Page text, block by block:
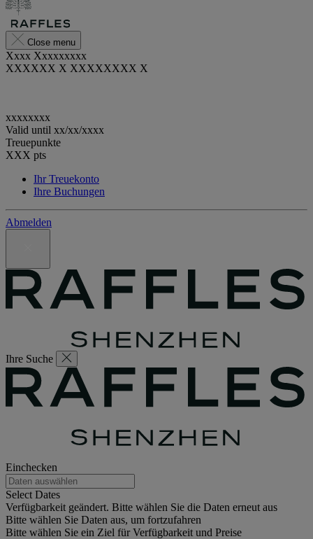
Close menu
Xxxx Xxxxxxxxx
XXXXXX X XXXXXXXX X
xxxxxxxx
Valid until xx/xx/xxxx
Treuepunkte
XXX pts
Ihr Treuekonto
Ihre Buchungen
Abmelden
Ihre Suche
Einchecken
Select Dates
Verfügbarkeit geändert. Bitte wählen Sie die Daten erneut aus
Bitte wählen Sie Daten aus, um fortzufahren
Bitte wählen Sie ein Ziel für Verfügbarkeit und Preise